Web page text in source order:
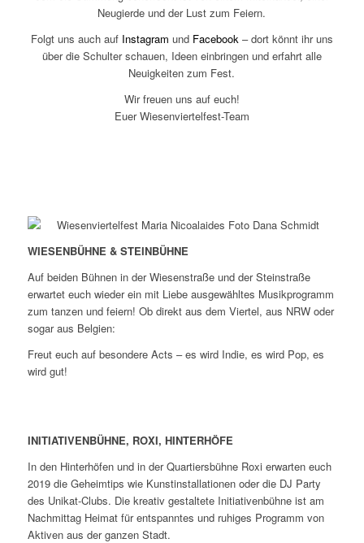
Neugierde und der Lust zum Feiern.
Folgt uns auch auf Instagram und Facebook– dort könnt ihr uns
über die Schulter schauen, Ideen einbringen und erfahrt alle
Neuigkeiten zum Fest.
Wir freuen uns auf euch!
Euer Wiesenviertelfest-Team
WIESENBÜHNE & STEINBÜHNE
Auf beiden Bühnen in der Wiesenstraße und der Steinstraße
erwartet euch wieder ein mit Liebe ausgewähltes Musikprogramm
zum tanzen und feiern! Ob direkt aus dem Viertel, aus NRW oder
sogar aus Belgien:
Freut euch auf besondere Acts – es wird Indie, es wird Pop, es
wird gut!
INITIATIVENBÜHNE, ROXI, HINTERHÖFE
In den Hinterhöfen und in der Quartiersbühne Roxi erwarten euch
2019 die Geheimtips wie Kunstinstallationen oder die DJ Party
des Unikat-Clubs. Die kreativ gestaltete Initiativenbühne ist am
Nachmittag Heimat für entspanntes und ruhiges Programm von
Aktiven aus der ganzen Stadt.